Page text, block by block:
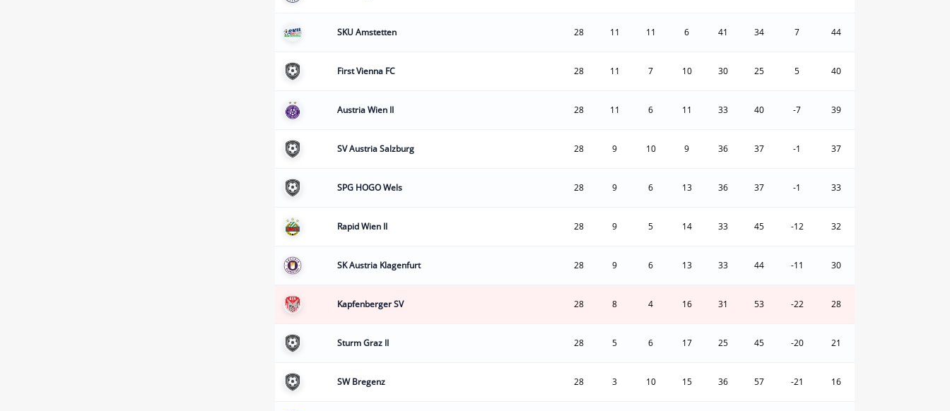
SKU Amstetten 28 11 11 6 41 34 7 44
First Vienna FC 28 11 7 10 30 25 5 40
Austria Wien II 28 11 6 11 33 40 -7 39
SV Austria Salzburg 28 9 10 9 36 37 -1 37
SPG HOGO Wels 28 9 6 13 36 37 -1 33
Rapid Wien II 28 9 5 14 33 45 -12 32
SK Austria Klagenfurt 28 9 6 13 33 44 -11 30
Kapfenberger SV 28 8 4 16 31 53 -22 28
Sturm Graz II 28 5 6 17 25 45 -20 21
SW Bregenz 28 3 10 15 36 57 -21 16